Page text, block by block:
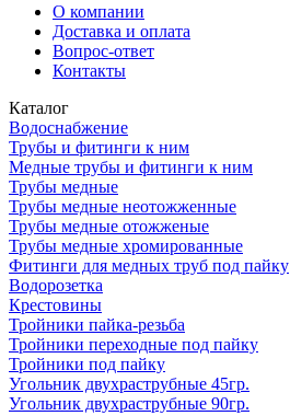
О компании
Доставка и оплата
Вопрос-ответ
Контакты
Каталог
Водоснабжение
Трубы и фитинги к ним
Медные трубы и фитинги к ним
Трубы медные
Трубы медные неотожженные
Трубы медные отожженые
Трубы медные хромированные
Фитинги для медных труб под пайку
Водорозетка
Крестовины
Тройники пайка-резьба
Тройники переходные под пайку
Тройники под пайку
Угольник двухраструбные 45гр.
Угольник двухраструбные 90гр.